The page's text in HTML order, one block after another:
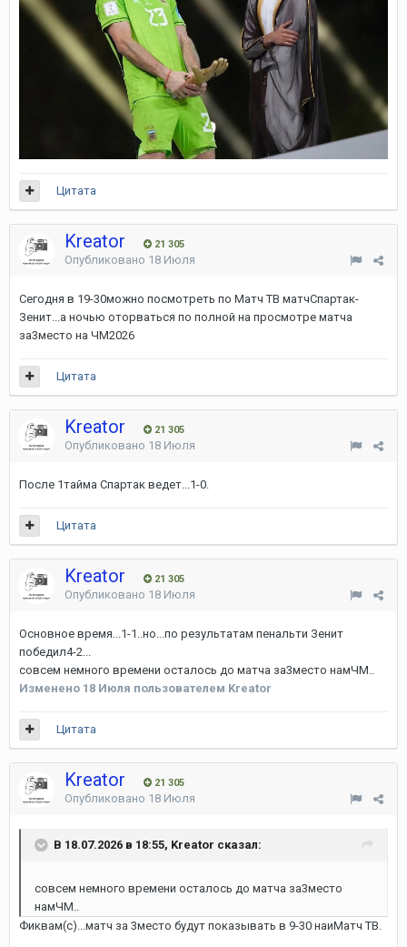
Цитата
Kreator 21 305
Опубликовано 18 Июля
Сегодня в 19-30можно посмотреть по Матч ТВ матчСпартак-
Зенит...а ночью оторваться по полной на просмотре матча
за3место на ЧМ2026
Цитата
Kreator 21 305
Опубликовано 18 Июля
После 1тайма Спартак ведет...1-0.
Цитата
Kreator 21 305
Опубликовано 18 Июля
Основное время...1-1..но...по результатам пенальти Зенит
победил4-2...
совсем немного времени осталось до матча за3место намЧМ..
Изменено 18 Июля пользователем Kreator
Цитата
Kreator 21 305
Опубликовано 18 Июля
В 18.07.2026 в 18:55, Kreator сказал:
совсем немного времени осталось до матча за3место
намЧМ..
Фиквам(с)...матч за 3место будут показывать в 9-30 наиМатч ТВ.